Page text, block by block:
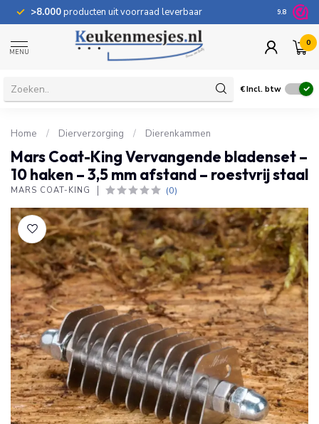
>8.000producten uit voorraad leverbaar 100
9.8
MENU
0
€Incl. btw
Home / Dierverzorging / Dierenkammen
Mars Coat-King Vervangende bladenset –
10 haken – 3,5 mm afstand – roestvrij staal
MARS COAT-KING (0)